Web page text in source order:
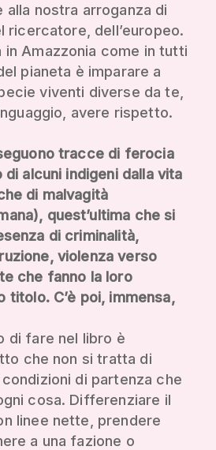
nostra arroganza di
ricercatore, dell’europeo.
in Amazzonia come in tutti
pianeta è imparare a
viventi diverse da te,
avere rispetto.
tracce di ferocia
di alcuni indigeni dalla vita
di malvagità
quest’ultima che si
di criminalità,
violenza verso
che fanno la loro
titolo. C’è poi, immensa,
di fare nel libro è
che non si tratta di
di partenza che
cosa. Differenziare il
linee nette, prendere
a una fazione o